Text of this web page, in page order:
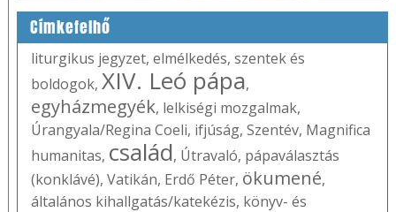
Címkefelhő
liturgikus jegyzet, elmélkedés, szentek és
boldogok, XIV. Leó pápa,
egyházmegyék, lelkiségi mozgalmak,
Úrangyala/Regina Coeli, ifjúság, Szentév, Magnifica
humanitas, család, Útravaló, pápaválasztás
(konklávé), Vatikán, Erdő Péter, ökumené,
általános kihallgatás/katekézis, könyv- és